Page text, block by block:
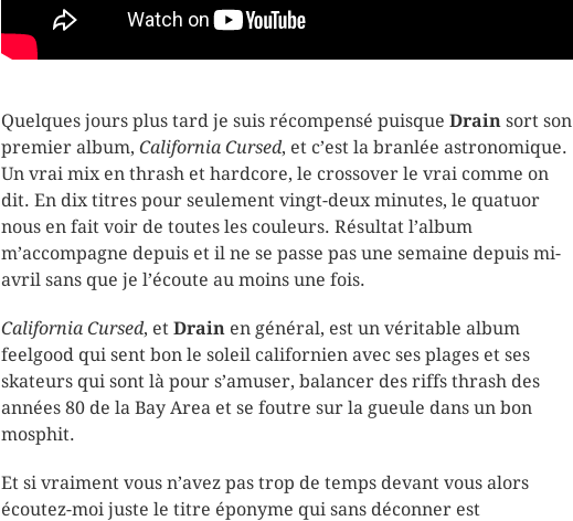
Quelques jours plus tard je suis récompensé puisque Drain sort son
premier album, California Cursed, et c’est la branlée astronomique.
Un vrai mix en thrash et hardcore, le crossover le vrai comme on
dit. En dix titres pour seulement vingt-deux minutes, le quatuor
nous en fait voir de toutes les couleurs. Résultat l’album
m’accompagne depuis et il ne se passe pas une semaine depuis mi-
avril sans que je l’écoute au moins une fois.
California Cursed, et Drain en général, est un véritable album
feelgood qui sent bon le soleil californien avec ses plages et ses
skateurs qui sont là pour s’amuser, balancer des riffs thrash des
années 80 de la Bay Area et se foutre sur la gueule dans un bon
mosphit.
Et si vraiment vous n’avez pas trop de temps devant vous alors
écoutez-moi juste le titre éponyme qui sans déconner est